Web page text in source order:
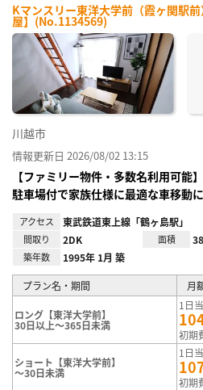
Kマンスリー東洋大学前（霞ヶ関駅
屋】(No.1134569)
川越市
情報更新日 2026/08/02 13:15
【ファミリー物件・多数名利用可能
駐車場付で家族仕様に最適な車移動
アクセス 東武鉄道東上線「鶴ヶ島駅」
間取り 2DK 面積
築年数 1995年 1月 築
プラン名・期間 月
ロング【東洋大学前】
30日以上～365日未満
1日
初期
ショート【東洋大学前】
～30日未満
1日
初期